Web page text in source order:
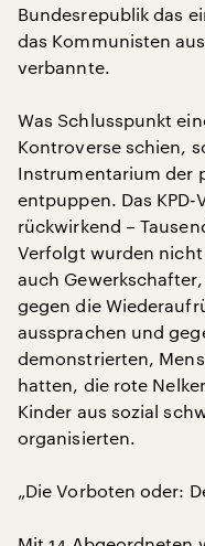
Bundesrepublik das
das Kommunisten
verbannte.
Was Schlusspunkt
Kontroverse schien,
Instrumentarium der
entpuppen. Das
rückwirkend –
Verfolgt wurden
auch
gegen die
aussprachen und
demonstrierten,
hatten, die rote
Kinder aus sozial
organisierten.
„Die Vorboten oder: